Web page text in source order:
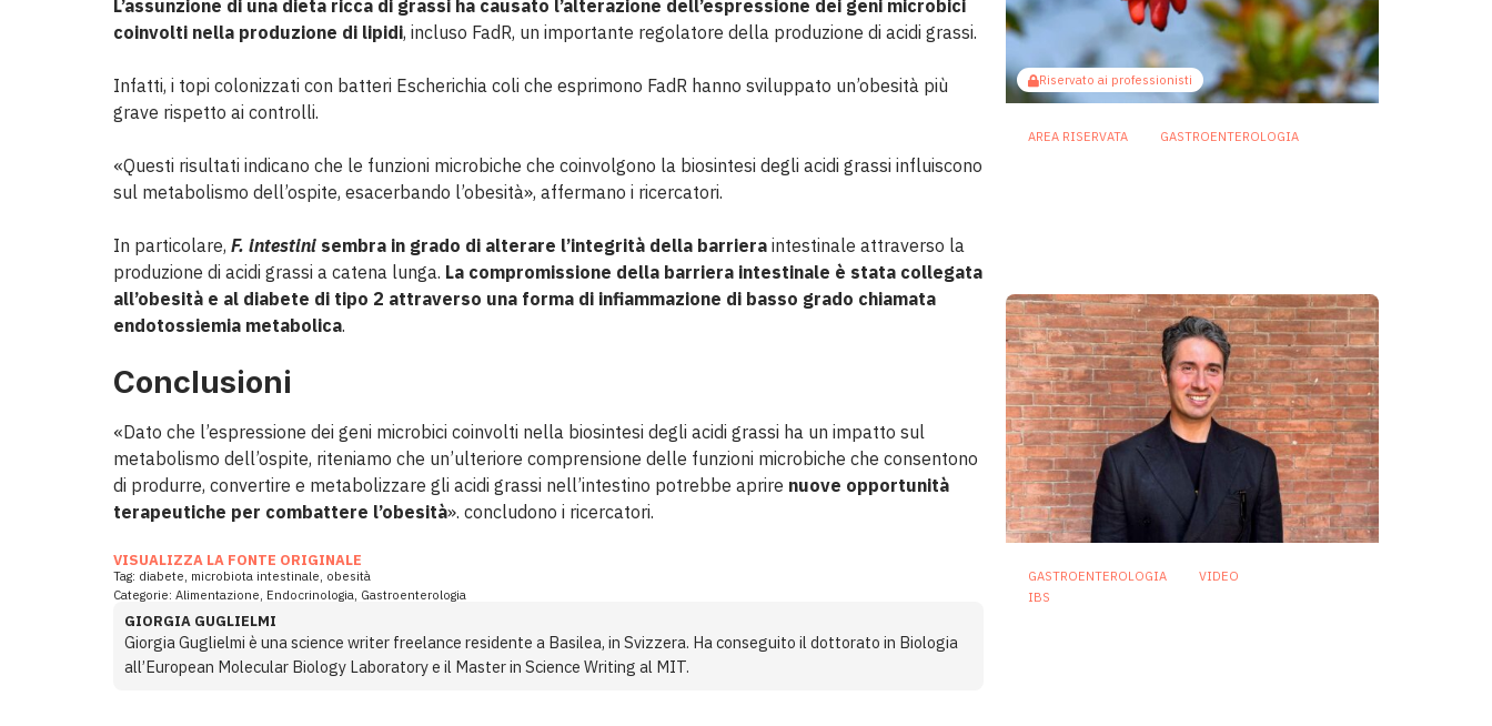
L’assunzione di una dieta ricca di grassi ha causato l’alterazione dell’espressione dei geni microbici
coinvolti nella produzione di lipidi, incluso FadR, un importante regolatore della produzione di acidi grassi.
Infatti, i topi colonizzati con batteri Escherichia coli che esprimono FadR hanno sviluppato un’obesità più
grave rispetto ai controlli.
«Questi risultati indicano che le funzioni microbiche che coinvolgono la biosintesi degli acidi grassi influiscono
sul metabolismo dell’ospite, esacerbando l’obesità», affermano i ricercatori.
In particolare, F. intestini sembra in grado di alterare l’integrità della barriera intestinale attraverso la
produzione di acidi grassi a catena lunga. La compromissione della barriera intestinale è stata collegata
all’obesità e al diabete di tipo 2 attraverso una forma di infiammazione di basso grado chiamata
endotossiemia metabolica.
Conclusioni
«Dato che l’espressione dei geni microbici coinvolti nella biosintesi degli acidi grassi ha un impatto sul
metabolismo dell’ospite, riteniamo che un’ulteriore comprensione delle funzioni microbiche che consentono
di produrre, convertire e metabolizzare gli acidi grassi nell’intestino potrebbe aprire nuove opportunità
terapeutiche per combattere l’obesità». concludono i ricercatori.
VISUALIZZA LA FONTE ORIGINALE
Tag: diabete, microbiota intestinale, obesità
Categorie: Alimentazione, Endocrinologia, Gastroenterologia
GIORGIA GUGLIELMI
Giorgia Guglielmi è una science writer freelance residente a Basilea, in Svizzera. Ha conseguito il dottorato in Biologia
all’European Molecular Biology Laboratory e il Master in Science Writing al MIT.
Riservato ai professionisti
AREA RISERVATA GASTROENTEROLOGIA
GASTROENTEROLOGIA
VIDEO
IBS